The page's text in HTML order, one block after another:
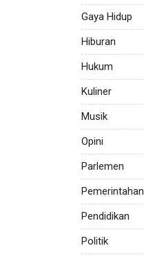
Gaya Hidup
Hiburan
Hukum
Kuliner
Musik
Opini
Parlemen
Pemerintahan
Pendidikan
Politik